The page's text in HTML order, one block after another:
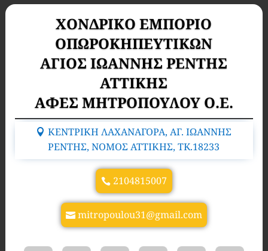
ΧΟΝΔΡΙΚΟ ΕΜΠΟΡΙΟ
ΟΠΩΡΟΚΗΠΕΥΤΙΚΩΝ
ΑΓΙΟΣ ΙΩΑΝΝΗΣ ΡΕΝΤΗΣ
ΑΤΤΙΚΗΣ
ΑΦΕΣ ΜΗΤΡΟΠΟΥΛΟΥ Ο.Ε.
ΚΕΝΤΡΙΚΗ ΛΑΧΑΝΑΓΟΡΑ, ΑΓ. ΙΩΑΝΝΗΣ
ΡΕΝΤΗΣ, ΝΟΜΟΣ ΑΤΤΙΚΗΣ, TK.18233
2104815007
mitropoulou31@gmail.com